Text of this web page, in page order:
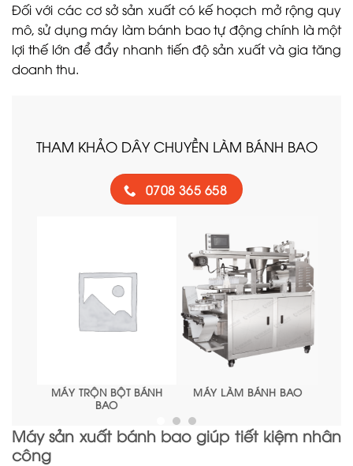
Đối với các cơ sở sản xuất có kế hoạch mở rộng quy
mô, sử dụng máy làm bánh bao tự động chính là một
lợi thế lớn để đẩy nhanh tiến độ sản xuất và gia tăng
doanh thu.
THAM KHẢO DÂY CHUYỀN LÀM BÁNH BAO
0708 365 658
MÁY CÁN BỘT BÁNH
BAO
MÁY TẠO HÌNH BÁNH
Máy sản xuất bánh bao giúp tiết kiệm nhân
công